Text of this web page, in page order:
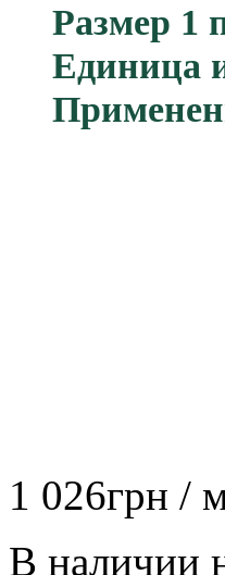
Размер 1
Единица
1 026грн /
В наличии